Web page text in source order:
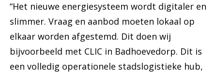
“Het nieuwe energiesysteem wordt digitaler en
slimmer. Vraag en aanbod moeten lokaal op
elkaar worden afgestemd. Dit doen wij
bijvoorbeeld met CLIC in Badhoevedorp. Dit is
een volledig operationele stadslogistieke hub,